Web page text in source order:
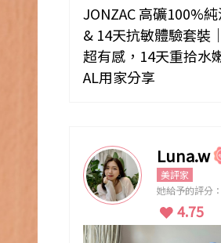
JONZAC 高礦100%
& 14天抗敏體驗套裝
超有感，14天重拾水
AL用家分享
Luna.w
美評家
她給予的評分：
4.75